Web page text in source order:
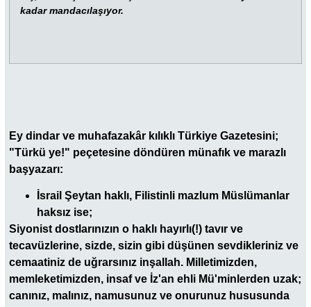
kadar mandacılaşıyor.
Ey dindar ve muhafazakâr kılıklı Türkiye Gazetesini;
"Türkü ye!" peçetesine döndüren münafık ve marazlı
başyazarı:
İsrail Şeytan haklı, Filistinli mazlum Müslümanlar
haksız ise;
Siyonist dostlarınızın o haklı hayırlı(!) tavır ve
tecavüzlerine, sizde, sizin gibi düşünen sevdikleriniz ve
cemaatiniz de uğrarsınız inşallah. Milletimizden,
memleketimizden, insaf ve İz'an ehli Mü'minlerden uzak;
canınız, malınız, namusunuz ve onurunuz hususunda